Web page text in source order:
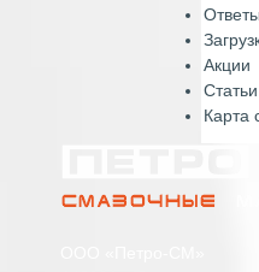
Ответы
Акции
Статьи
Карта